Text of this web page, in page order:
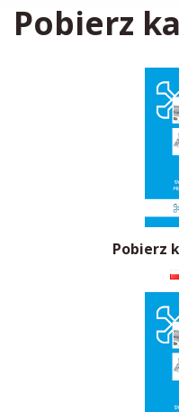
Pobierz
Pobierz